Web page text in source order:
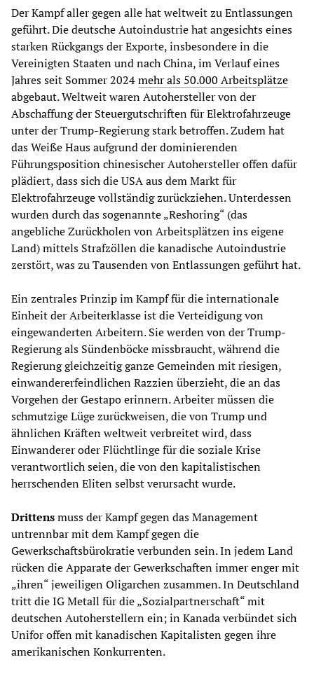
Der Kampf aller gegen alle hat weltweit zu Entlassungen
geführt. Die deutsche Autoindustrie hat angesichts eines
starken Rückgangs der Exporte, insbesondere in die
Vereinigten Staaten und nach China, im Verlauf eines
Jahres seit Sommer 2024mehr als 50.000 Arbeitsplätze
abgebaut. Weltweit waren Autohersteller von der
Abschaffung der Steuergutschriften für Elektrofahrzeuge
unter der Trump-Regierung stark betroffen. Zudem hat
das Weiße Haus aufgrund der dominierenden
Führungsposition chinesischer Autohersteller offen dafür
plädiert, dass sich die USA aus dem Markt für
Elektrofahrzeuge vollständig zurückziehen. Unterdessen
wurden durch das sogenannte „Reshoring“ (das
angebliche Zurückholen von Arbeitsplätzen ins eigene
Land) mittels Strafzöllen die kanadische Autoindustrie
zerstört, was zu Tausenden von Entlassungen geführt hat.
Ein zentrales Prinzip im Kampf für die internationale
Einheit der Arbeiterklasse ist die Verteidigung von
eingewanderten Arbeitern. Sie werden von der Trump-
Regierung als Sündenböcke missbraucht, während die
Regierung gleichzeitig ganze Gemeinden mit riesigen,
einwandererfeindlichen Razzien überzieht, die an das
Vorgehen der Gestapo erinnern. Arbeiter müssen die
schmutzige Lüge zurückweisen, die von Trump und
ähnlichen Kräften weltweit verbreitet wird, dass
Einwanderer oder Flüchtlinge für die soziale Krise
verantwortlich seien, die von den kapitalistischen
herrschenden Eliten selbst verursacht wurde.
Drittensmuss der Kampf gegen das Management
untrennbar mit dem Kampf gegen die
Gewerkschaftsbürokratie verbunden sein. In jedem Land
rücken die Apparate der Gewerkschaften immer enger mit
„ihren“ jeweiligen Oligarchen zusammen. In Deutschland
tritt die IG Metall für die „Sozialpartnerschaft“ mit
deutschen Autoherstellern ein; in Kanada verbündet sich
Unifor offen mit kanadischen Kapitalisten gegen ihre
amerikanischen Konkurrenten.